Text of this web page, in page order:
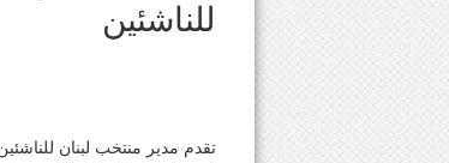
للناشئين